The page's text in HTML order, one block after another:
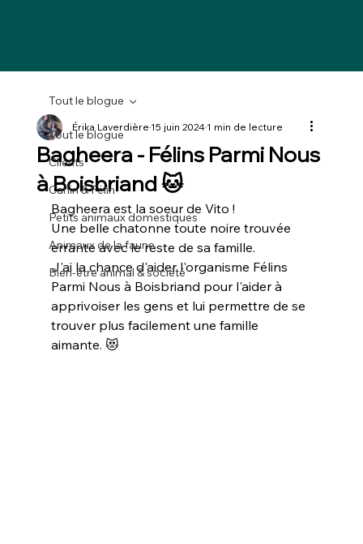
Tout le blogue
Clients
Canin & Félin
Petits animaux domestiques
Animaux de la faune
Bien-être animal & société
Tout le blogue
Bagheera - Félins Parmi Nous
à Boisbriand 🐱
Érika Laverdière15 juin 20241 min de lecture
Bagheera est la soeur de Vito !
Une belle chatonne toute noire trouvée
errante avec le reste de sa famille.
J'ai la chance d'aider l'organisme Félins
Parmi Nous à Boisbriand pour l'aider à
apprivoiser les gens et lui permettre de se
trouver plus facilement une famille
aimante. 😻